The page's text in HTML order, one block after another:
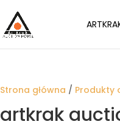
Strona główna / Produkty
artkrak